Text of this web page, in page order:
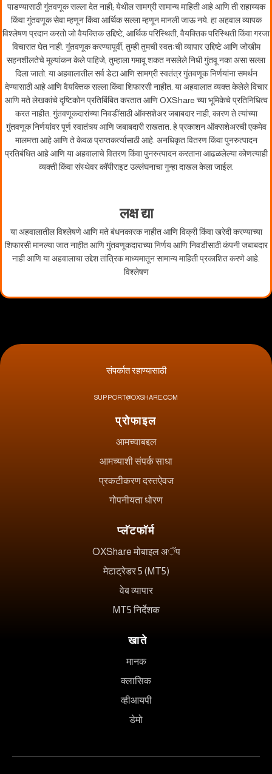
पाडण्यासाठी गुंतवणूक सल्ला देत नाही; येथील सामग्री सामान्य माहिती आहे आणि ती सहाय्यक
किंवा गुंतवणूक सेवा म्हणून किंवा आर्थिक सल्ला म्हणून मानली जाऊ नये. हा अहवाल व्यापक
विश्लेषण प्रदान करतो जो वैयक्तिक उद्दिष्टे, आर्थिक परिस्थिती, वैयक्तिक परिस्थिती किंवा गरजा
विचारात घेत नाही. गुंतवणूक करण्यापूर्वी, तुम्ही तुमची स्वतःची व्यापार उद्दिष्टे आणि जोखीम
सहनशीलतेचे मूल्यांकन केले पाहिजे; तुम्हाला गमावू शकत नसलेले निधी गुंतवू नका असा सल्ला
दिला जातो. या अहवालातील सर्व डेटा आणि सामग्री स्वतंत्र गुंतवणूक निर्णयांना समर्थन
देण्यासाठी आहे आणि वैयक्तिक सल्ला किंवा शिफारसी नाहीत. या अहवालात व्यक्त केलेले विचार
आणि मते लेखकांचे दृष्टिकोन प्रतिबिंबित करतात आणि OXShare च्या भूमिकेचे प्रतिनिधित्व
करत नाहीत. गुंतवणूकदारांच्या निवडींसाठी ऑक्सशेअर जबाबदार नाही, कारण ते त्यांच्या
गुंतवणूक निर्णयांवर पूर्ण स्वातंत्र्य आणि जबाबदारी राखतात. हे प्रकाशन ऑक्सशेअरची एकमेव
मालमत्ता आहे आणि ते केवळ प्राप्तकर्त्यासाठी आहे. अनधिकृत वितरण किंवा पुनरुत्पादन
प्रतिबंधित आहे आणि या अहवालाचे वितरण किंवा पुनरुत्पादन करताना आढळलेल्या कोणत्याही
व्यक्ती किंवा संस्थेवर कॉपीराइट उल्लंघनाचा गुन्हा दाखल केला जाईल.
लक्ष द्या
या अहवालातील विश्लेषणे आणि मते बंधनकारक नाहीत आणि विक्री किंवा खरेदी करण्याच्या
शिफारसी मानल्या जात नाहीत आणि गुंतवणूकदाराच्या निर्णय आणि निवडीसाठी कंपनी जबाबदार
नाही आणि या अहवालाचा उद्देश तांत्रिक माध्यमातून सामान्य माहिती प्रकाशित करणे आहे.
विश्लेषण
संपर्कात रहाण्यासाठी
SUPPORT@OXSHARE.COM
प्रोफाइल
आमच्याबद्दल
आमच्याशी संपर्क साधा
प्रकटीकरण दस्तऐवज
गोपनीयता धोरण
प्लॅटफॉर्म
OXShare मोबाइल अॅप
मेटाट्रेडर 5 (MT5)
वेब व्यापार
MT5 निर्देशक
खाते
मानक
क्लासिक
व्हीआयपी
डेमो